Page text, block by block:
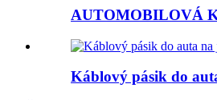
AUTOMOBILOVÁ
Káblový pásik do